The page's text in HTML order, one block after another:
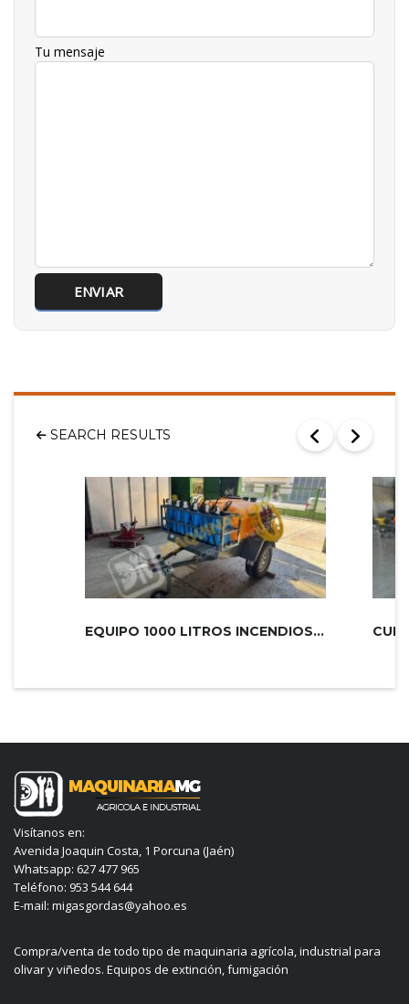
Tu mensaje
SEARCH RESULTS
EQUIPO 1000 LITROS INCENDIOS PLUS 2...
Visítanos en:
Avenida Joaquin Costa, 1 Porcuna (Jaén)
Whatsapp: 627 477 965
Teléfono: 953 544 644
E-mail: migasgordas@yahoo.es
Compra/venta de todo tipo de maquinaria agrícola, industrial para
olivar y viñedos. Equipos de extinción, fumigación